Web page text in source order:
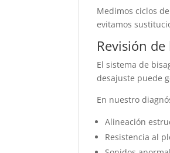
Medimos ciclos
evitamos
Revisión
El sistema de
desajuste puede
En nuestro
Alineación
Resistencia al